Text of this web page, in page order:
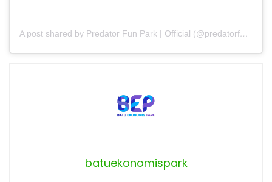
A post shared by Predator Fun Park | Official (@predatorfunpark)
batuekonomispark